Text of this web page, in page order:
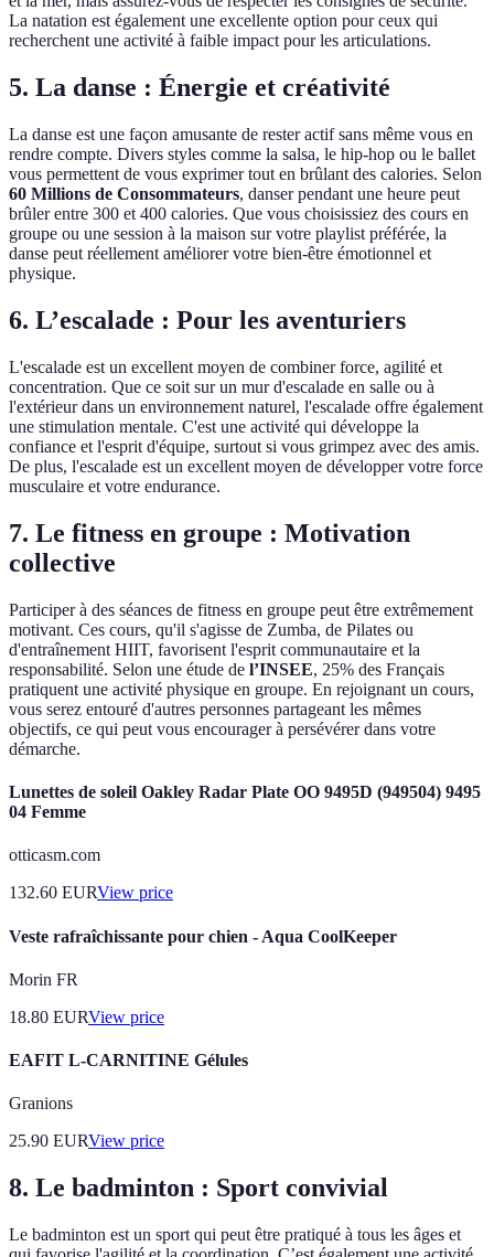
La natation est également une excellente option pour ceux qui
recherchent une activité à faible impact pour les articulations.
5. La danse : Énergie et créativité
La danse est une façon amusante de rester actif sans même vous en
rendre compte. Divers styles comme la salsa, le hip-hop ou le ballet
vous permettent de vous exprimer tout en brûlant des calories. Selon
60 Millions de Consommateurs, danser pendant une heure peut
brûler entre 300 et 400 calories. Que vous choisissiez des cours en
groupe ou une session à la maison sur votre playlist préférée, la
danse peut réellement améliorer votre bien-être émotionnel et
physique.
6. L’escalade : Pour les aventuriers
L'escalade est un excellent moyen de combiner force, agilité et
concentration. Que ce soit sur un mur d'escalade en salle ou à
l'extérieur dans un environnement naturel, l'escalade offre également
une stimulation mentale. C'est une activité qui développe la
confiance et l'esprit d'équipe, surtout si vous grimpez avec des amis.
De plus, l'escalade est un excellent moyen de développer votre force
musculaire et votre endurance.
7. Le fitness en groupe : Motivation
collective
Participer à des séances de fitness en groupe peut être extrêmement
motivant. Ces cours, qu'il s'agisse de Zumba, de Pilates ou
d'entraînement HIIT, favorisent l'esprit communautaire et la
responsabilité. Selon une étude de l’INSEE, 25% des Français
pratiquent une activité physique en groupe. En rejoignant un cours,
vous serez entouré d'autres personnes partageant les mêmes
objectifs, ce qui peut vous encourager à persévérer dans votre
démarche.
Lunettes de soleil Oakley Radar Plate OO 9495D (949504) 9495
04 Femme
otticasm.com
132.60 EURView price
Veste rafraîchissante pour chien - Aqua CoolKeeper
Morin FR
18.80 EURView price
EAFIT L-CARNITINE Gélules
Granions
25.90 EURView price
8. Le badminton : Sport convivial
Le badminton est un sport qui peut être pratiqué à tous les âges et